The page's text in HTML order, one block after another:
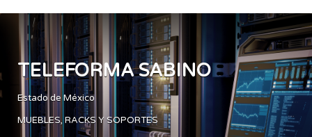
Electrónica de Consumo y Comercial
TELEFORMA SABINO
Estado de México
MUEBLES, RACKS Y SOPORTES